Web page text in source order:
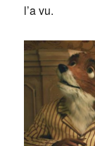
l’a vu.